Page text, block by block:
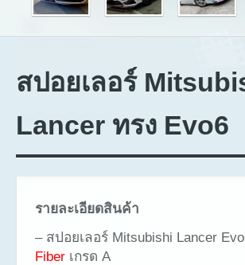
สปอยเลอร์
Lancer ทรง Evo6
รายละเอียดสินค้า
– สปอยเลอร์ Mitsubishi Lancer
Fiber เกรด A